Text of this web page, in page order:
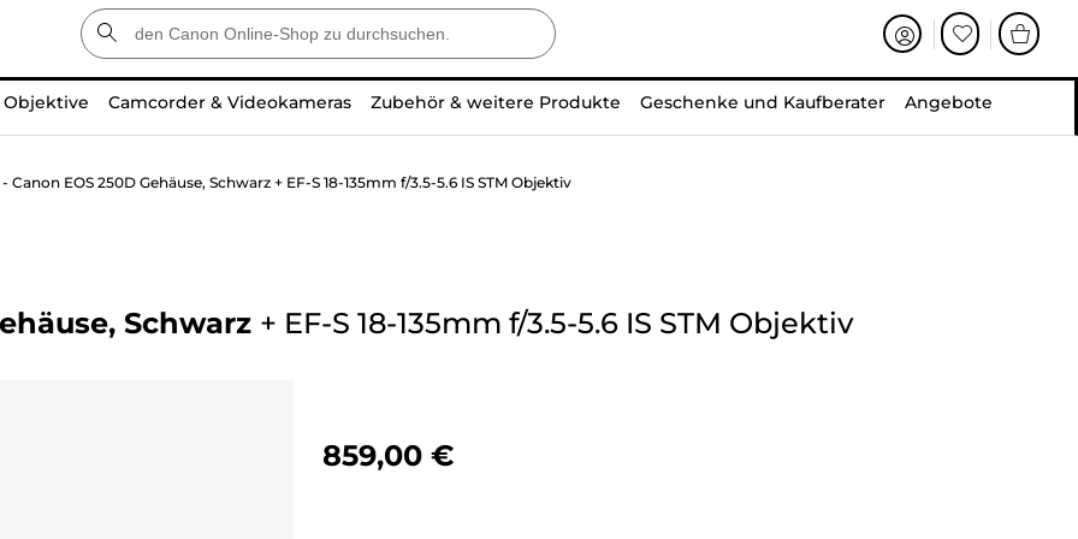
Objektive Camcorder & Videokameras Zubehör & weitere Produkte Geschenke und Kaufberater Angebote
Canon EOS 250D Gehäuse, Schwarz + EF-S 18-135mm f/3.5-5.6 IS STM Objektiv
Schwarz + EF-S 18-135mm f/3.5-5.6 IS STM Objektiv
859,00 €